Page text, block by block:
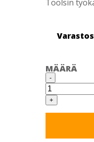
Toolsin
MÄÄRÄ
TENGTOOLS
TTCP121
määrä
-
+